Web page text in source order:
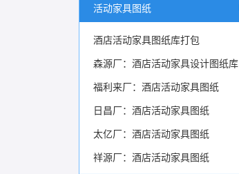
活动家具图纸
酒店活动家具图纸库打包
森源厂：酒店活动家具设计图纸库
福利来厂：酒店活动家具图纸
日昌厂：酒店活动家具图纸
太亿厂：酒店活动家具图纸
祥源厂：酒店活动家具图纸